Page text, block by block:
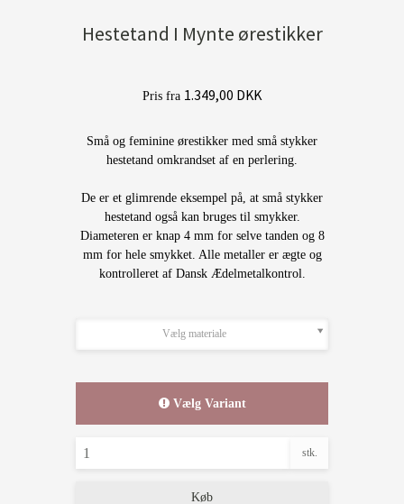
Hestetand I Mynte ørestikker
Pris fra 1.349,00 DKK
Små og feminine ørestikker med små stykker
hestetand omkrandset af en perlering.
De er et glimrende eksempel på, at små stykker
hestetand også kan bruges til smykker.
Diameteren er knap 4 mm for selve tanden og 8
mm for hele smykket. Alle metaller er ægte og
kontrolleret af Dansk Ædelmetalkontrol.
Vælg materiale
Vælg Variant
stk.
Køb